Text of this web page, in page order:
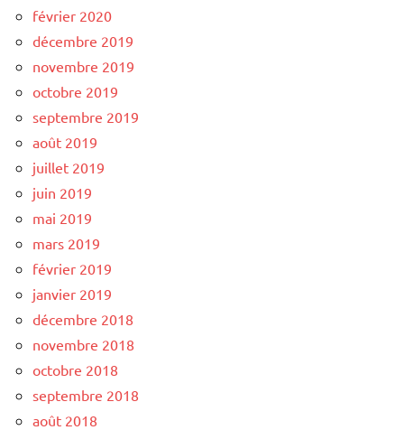
février 2020
décembre 2019
novembre 2019
octobre 2019
septembre 2019
août 2019
juillet 2019
juin 2019
mai 2019
mars 2019
février 2019
janvier 2019
décembre 2018
novembre 2018
octobre 2018
septembre 2018
août 2018